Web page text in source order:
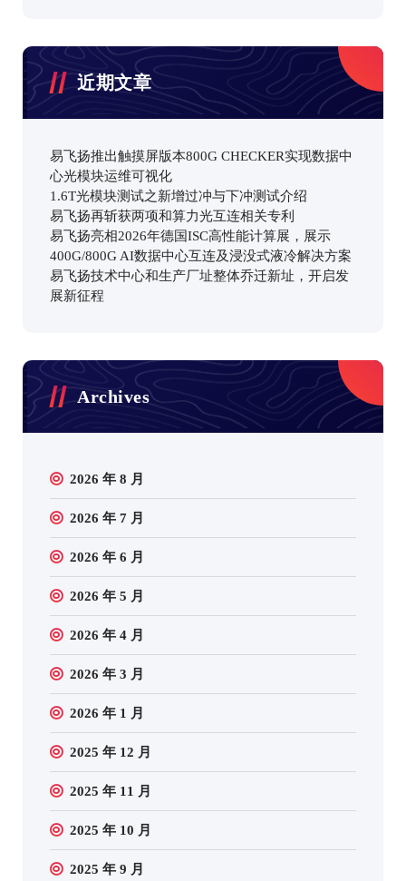
近期文章
易飞扬推出触摸屏版本800G CHECKER实现数据中
心光模块运维可视化
1.6T光模块测试之新增过冲与下冲测试介绍
易飞扬再斩获两项和算力光互连相关专利
易飞扬亮相2026年德国ISC高性能计算展，展示
400G/800G AI数据中心互连及浸没式液冷解决方案
易飞扬技术中心和生产厂址整体乔迁新址，开启发
展新征程
Archives
2026 年 8 月
2026 年 7 月
2026 年 6 月
2026 年 5 月
2026 年 4 月
2026 年 3 月
2026 年 1 月
2025 年 12 月
2025 年 11 月
2025 年 10 月
2025 年 9 月